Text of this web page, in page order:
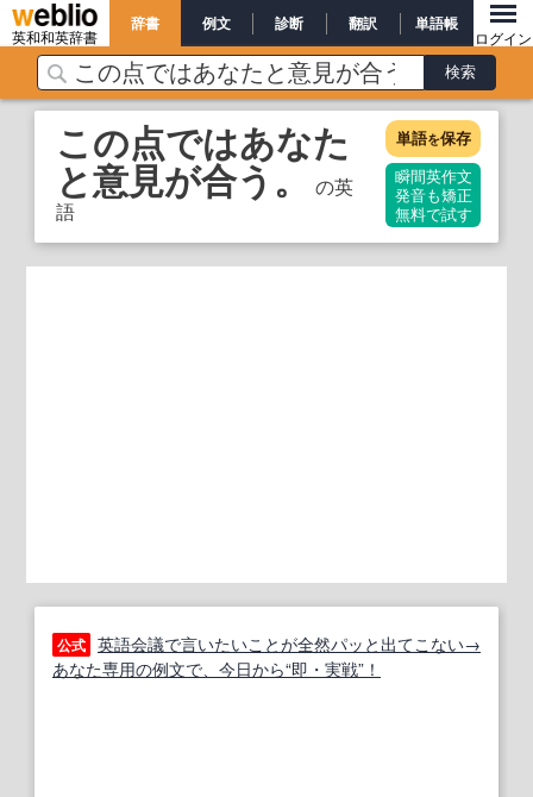
英和和英辞書
辞書 例文 診断 翻訳 単語帳
ログイン
この点ではあなた
と意見が合う。 の英
語
単語を保存
瞬間英作文
発音も矯正
無料で試す
公式 英語会議で言いたいことが全然パッと出てこない→
あなた専用の例文で、今日から“即・実戦”！